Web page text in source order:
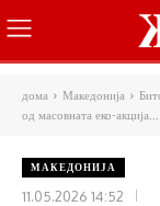
дома Македонија
од масовната еко-акција...
МАКЕДОНИЈА
11.05.2026 14:52